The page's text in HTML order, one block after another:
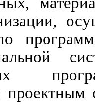
проектным